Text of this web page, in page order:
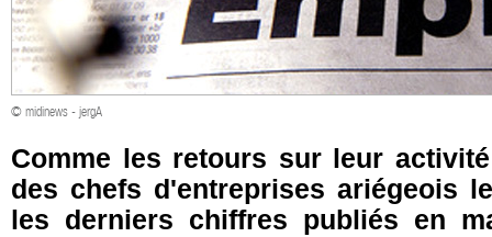
© midinews - jergA
Comme les retours sur leur
des chefs d'entreprises ariégeois
les derniers chiffres publiés en